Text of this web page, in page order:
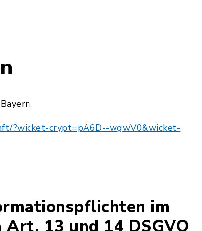
?wicket-crypt=pA6D--wgwV0&wicket-
im
13 und 14 DSGVO